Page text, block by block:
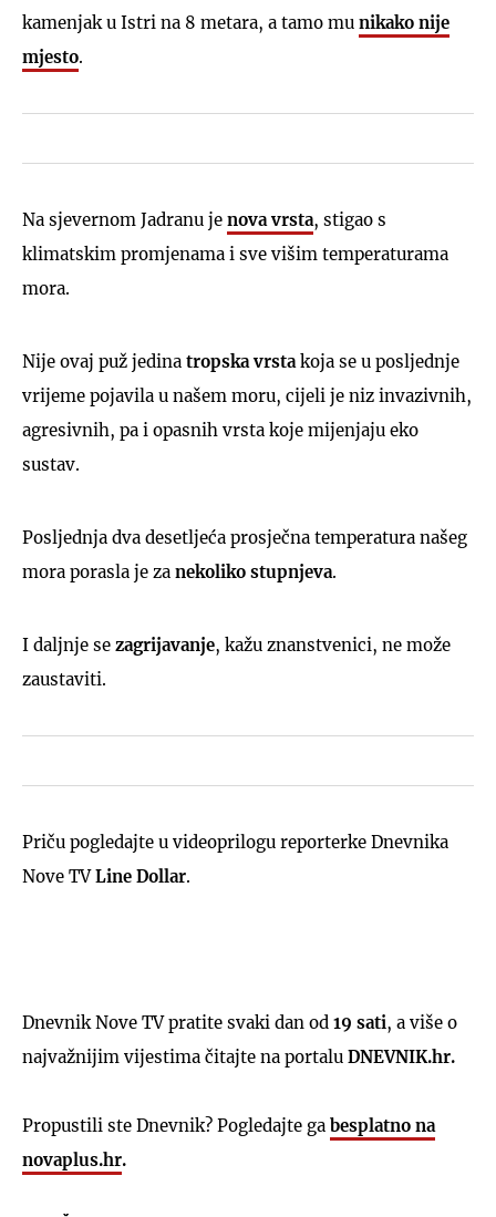
kamenjak u Istri na 8 metara, a tamo mu nikako nije
mjesto.
Na sjevernom Jadranu je nova vrsta, stigao s
klimatskim promjenama i sve višim temperaturama
mora.
Nije ovaj puž jedina tropska vrsta koja se u posljednje
vrijeme pojavila u našem moru, cijeli je niz invazivnih,
agresivnih, pa i opasnih vrsta koje mijenjaju eko
sustav.
Posljednja dva desetljeća prosječna temperatura našeg
mora porasla je za nekoliko stupnjeva.
I daljnje se zagrijavanje, kažu znanstvenici, ne može
zaustaviti.
Priču pogledajte u videoprilogu reporterke Dnevnika
Nove TVLine Dollar.
Dnevnik Nove TV pratite svaki dan od 19 sati, a više o
najvažnijim vijestima čitajte na portalu DNEVNIK.hr.
Propustili ste Dnevnik? Pogledajte ga besplatno na
novaplus.hr.